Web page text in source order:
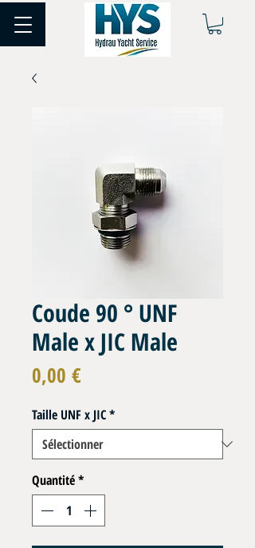
Coude 90 ° UNF
Male x JIC Male
0,00 €
Taille UNF x JIC*
Quantité*